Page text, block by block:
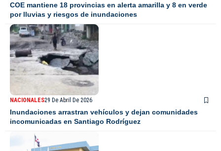
COE mantiene 18 provincias en alerta amarilla y 8 en verde
por lluvias y riesgos de inundaciones
NACIONALES29 De Abril De 2026
Inundaciones arrastran vehículos y dejan comunidades
incomunicadas en Santiago Rodríguez